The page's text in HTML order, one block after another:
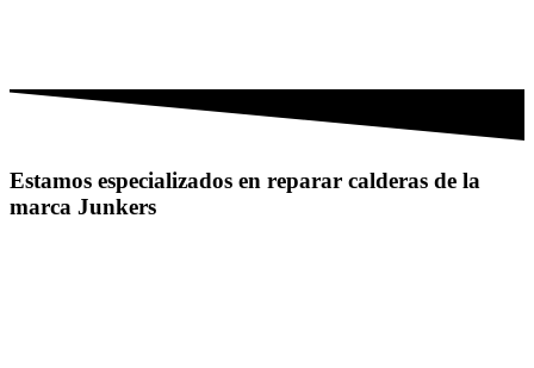
Estamos especializados en reparar calderas de la
marca Junkers